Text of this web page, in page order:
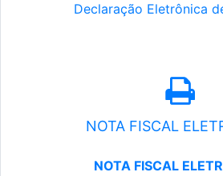
Declaração Eletrônica
NOTA FISCAL
NOTA FISCAL